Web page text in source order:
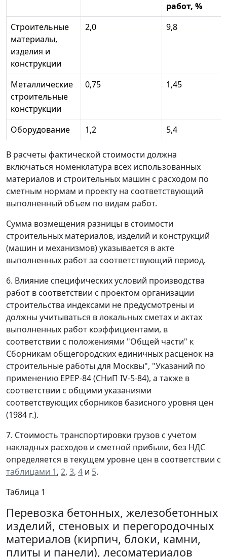
работ, %
Строительные
материалы,
изделия и
конструкции
2,0 9,8
Металлические
строительные
конструкции
0,75 1,45
Оборудование 1,2 5,4
В расчеты фактической стоимости должна
включаться номенклатура всех использованных
материалов и строительных машин с расходом по
сметным нормам и проекту на соответствующий
выполненный объем по видам работ.
Сумма возмещения разницы в стоимости
строительных материалов, изделий и конструкций
(машин и механизмов) указывается в акте
выполненных работ за соответствующий период.
6. Влияние специфических условий производства
работ в соответствии с проектом организации
строительства индексами не предусмотрены и
должны учитываться в локальных сметах и актах
выполненных работ коэффициентами, в
соответствии с положениями "Общей части" к
Сборникам общегородских единичных расценок на
строительные работы для Москвы", "Указаний по
применению ЕРЕР-84 (СНиП IV-5-84), а также в
соответствии с общими указаниями
соответствующих сборников базисного уровня цен
(1984 г.).
7. Стоимость транспортировки грузов с учетом
накладных расходов и сметной прибыли, без НДС
определяется в текущем уровне цен в соответствии с
таблицами 1, 2, 3, 4 и 5.
Таблица 1
Перевозка бетонных, железобетонных
изделий, стеновых и перегородочных
материалов (кирпич, блоки, камни,
плиты и панели), лесоматериалов